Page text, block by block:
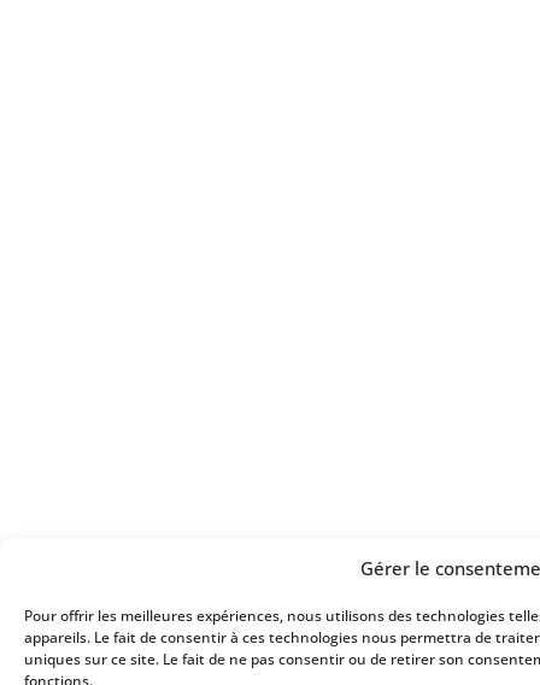
Gérer le
Pour offrir les meilleures expériences, nous utilisons des technologies
appareils. Le fait de consentir à ces technologies nous permettra de
uniques sur ce site. Le fait de ne pas consentir ou de retirer son
fonctions.